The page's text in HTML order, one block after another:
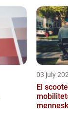
03 july
El